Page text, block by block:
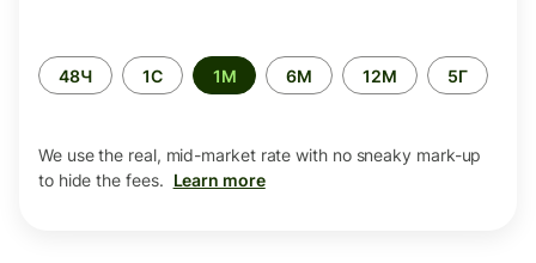
Time
period
48Ч 1С 1М 6М 12М 5Г
We use the real, mid-market rate with no sneaky mark-up
to hide the fees. Learn more